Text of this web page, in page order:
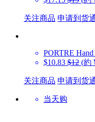
关注商品 申请到货
PORTRE Hand
$10.83 $12 (約
关注商品 申请到货
当天购